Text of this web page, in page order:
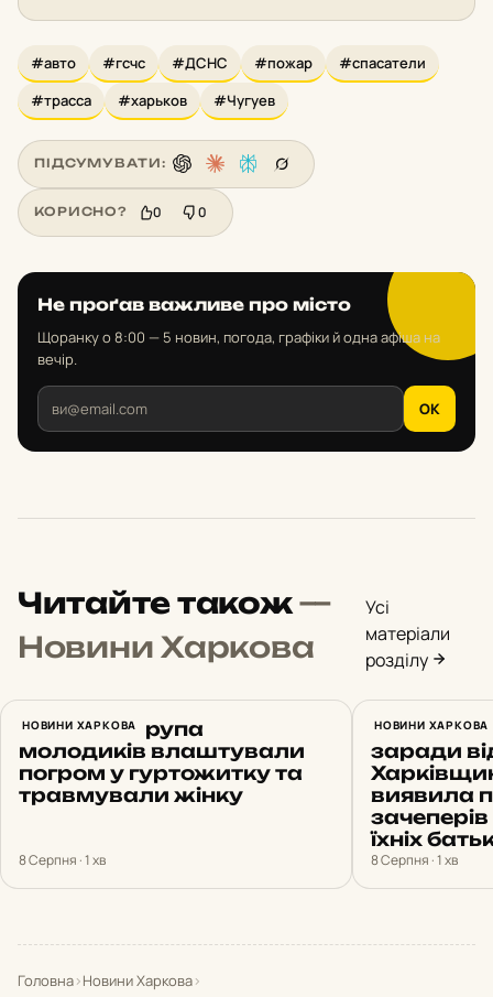
#авто #гсчс #ДСНС #пожар
#спасатели
#трасса
#харьков #Чугуев
ПІДСУМУВАТИ:
КОРИСНО? 0 0
Не проґав важливе про місто
Щоранку о 8:00 — 5 новин, погода, графіки й одна афіша на
вечір.
OK
Читайте також—
Новини Харкова
Усі
матеріали
розділу
НОВИНИ ХАРКОВА
У Харкові група
молодиків влаштували
погром у гуртожитку та
травмували жінку
8 Серпня · 1 хв
НОВИНИ ХАРКОВА
заради
виявила
їхніх
8 Серпня · 1 хв
Головна›Новини Харкова›